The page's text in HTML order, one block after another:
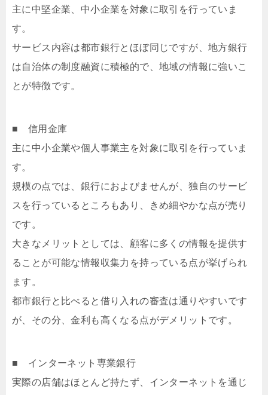
主に中堅企業、中小企業を対象に取引を行っていま
す。
サービス内容は都市銀行とほぼ同じですが、地方銀行
は自治体の制度融資に積極的で、地域の情報に強いこ
とが特徴です。
■ 信用金庫
主に中小企業や個人事業主を対象に取引を行っていま
す。
規模の点では、銀行におよびませんが、独自のサービ
スを行っているところもあり、きめ細やかな点が売り
です。
大きなメリットとしては、顧客に多くの情報を提供す
ることが可能な情報収集力を持っている点が挙げられ
ます。
都市銀行と比べると借り入れの審査は通りやすいです
が、その分、金利も高くなる点がデメリットです。
■ インターネット専業銀行
実際の店舗はほとんど持たず、インターネットを通じ